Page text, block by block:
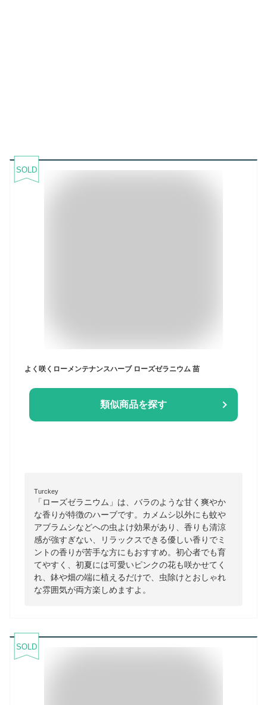
SOLD
よく咲くローメンテナンスハーブ ローズゼラニウム 苗
類似商品を探す
Turckey
「ローズゼラニウム」は、バラのような甘く爽やか
な香りが特徴のハーブです。カメムシ以外にも蚊や
アブラムシなどへの虫よけ効果があり、香りも清涼
感が強すぎない、リラックスできる優しい香りでミ
ントの香りが苦手な方にもおすすめ。初心者でも育
てやすく、初夏には可愛いピンクの花も咲かせてく
れ、鉢や畑の端に植えるだけで、虫除けとおしゃれ
な雰囲気が両方楽しめますよ。
SOLD